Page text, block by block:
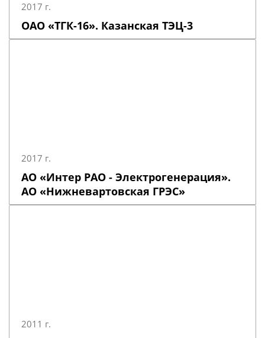
2017 г.
ОАО «ТГК-16». Казанская ТЭЦ-3
2017 г.
АО «Интер РАО - Электрогенерация».
АО «Нижневартовская ГРЭС»
2011 г.